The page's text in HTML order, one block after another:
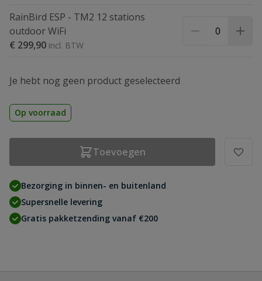
RainBird ESP - TM2 12 stations
outdoor WiFi
€ 299,90
Je hebt nog geen product geselecteerd
Op voorraad
Toevoegen
Bezorging in binnen- en buitenland
Supersnelle levering
Gratis pakketzending vanaf €200